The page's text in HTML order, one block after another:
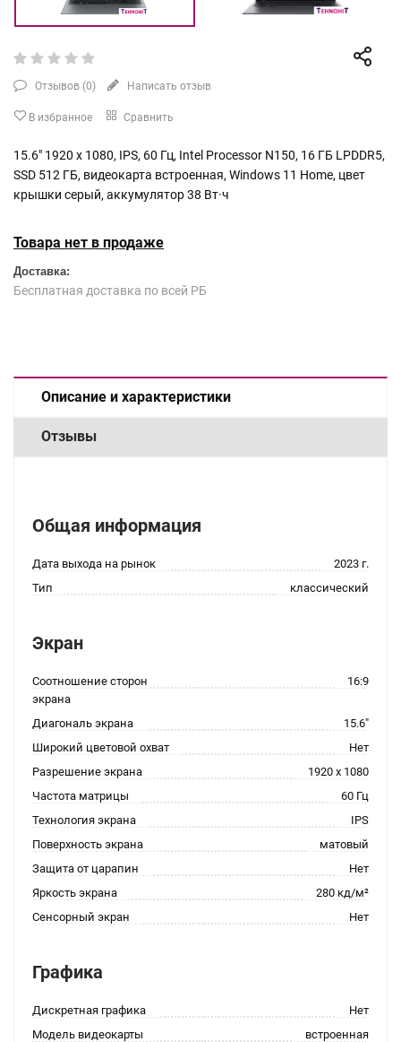
Отзывов (0) Написать отзыв
В избранное Сравнить
15.6" 1920 x 1080, IPS, 60 Гц, Intel Processor N150, 16 ГБ LPDDR5,
SSD 512 ГБ, видеокарта встроенная, Windows 11 Home, цвет
крышки серый, аккумулятор 38 Вт·ч
Товара нет в продаже
Доставка:
Бесплатная доставка по всей РБ
Описание и характеристики
Отзывы
Общая информация
Дата выхода на рынок
2023 г.
Тип
классический
Экран
Соотношение сторон
экрана
16:9
Диагональ экрана
15.6"
Широкий цветовой охват
Нет
Разрешение экрана
1920 x 1080
Частота матрицы
60 Гц
Технология экрана
IPS
Поверхность экрана
матовый
Защита от царапин
Нет
Яркость экрана
280 кд/м²
Сенсорный экран
Нет
Графика
Дискретная графика
Нет
Модель видеокарты
встроенная